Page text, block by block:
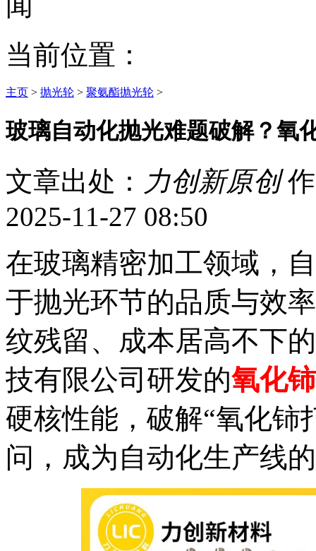
当前位置：
主页 > 抛光轮 > 聚氨酯抛光轮 >
玻璃自动化抛光难题破解？氧
文章出处： 力创新原创
2025-11-27 08:50
在玻璃精密加工领域，
于抛光环节的品质与效
纹残留、成本居高不下
技有限公司研发的氧化
硬核性能，破解“氧化铈
问，成为自动化生产线